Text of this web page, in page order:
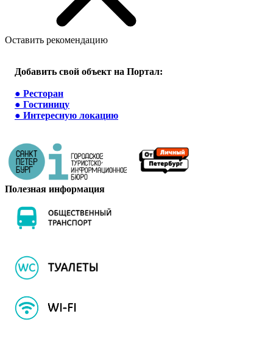
Оставить рекомендацию
Добавить свой объект на Портал:
● Ресторан
● Гостиницу
● Интересную локацию
Полезная информация